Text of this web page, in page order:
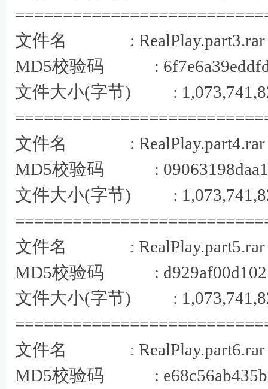
文件名 : RealPlay.part3.rar
MD5校验码 :
文件大小(字节) :
文件名 : RealPlay.part4.rar
MD5校验码 :
文件大小(字节) :
文件名 : RealPlay.part5.rar
MD5校验码 :
文件大小(字节) :
文件名 : RealPlay.part6.rar
MD5校验码 :